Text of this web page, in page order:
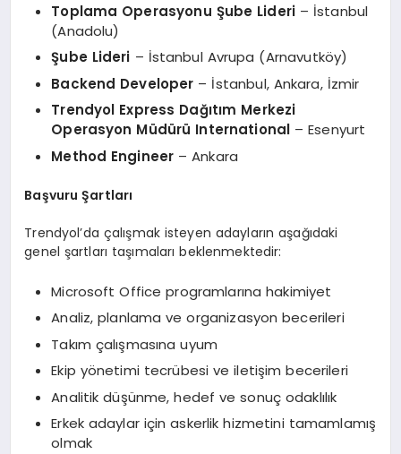
Toplama Operasyonu Şube Lideri– İstanbul
(Anadolu)
Şube Lideri – İstanbul Avrupa (Arnavutköy)
Backend Developer – İstanbul, Ankara, İzmir
Trendyol Express Dağıtım Merkezi
Operasyon Müdürü International – Esenyurt
Method Engineer – Ankara
Başvuru Şartları
Trendyol’da çalışmak isteyen adayların aşağıdaki
genel şartları taşımaları beklenmektedir:
Microsoft Office programlarına hakimiyet
Analiz, planlama ve organizasyon becerileri
Takım çalışmasına uyum
Ekip yönetimi tecrübesi ve iletişim becerileri
Analitik düşünme, hedef ve sonuç odaklılık
Erkek adaylar için askerlik hizmetini tamamlamış
olmak